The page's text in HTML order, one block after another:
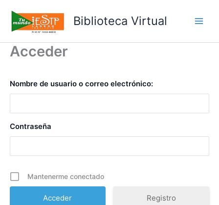
contenido
Biblioteca Virtual
Acceder
Nombre de usuario o correo electrónico:
Contraseña
Mantenerme conectado
Registro